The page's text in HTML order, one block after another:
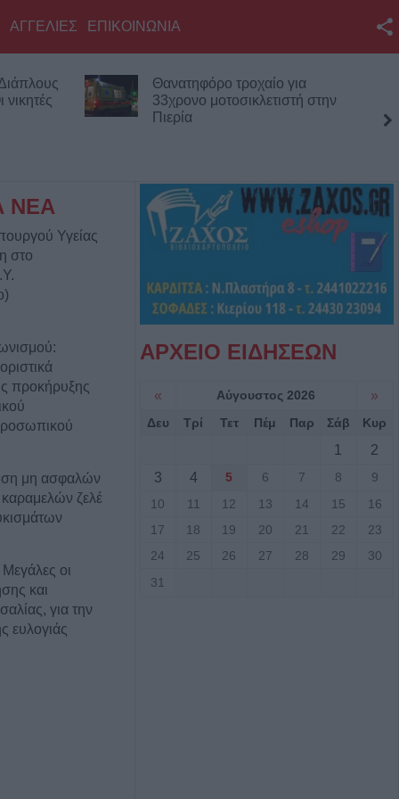
Twitter
RSS
Επικοινωνία με το
ΑΓΓΕΛΙΕΣ ΕΠΙΚΟΙΝΩΝΙΑ
Θανατηφόρο τροχαίο για
33χρονο μοτοσικλετιστή στην
Πιερία
ΝΕΑ
Υγείας
στο
προκήρυξης
μη ασφαλών
ζελέ
οι
και
για την
ευλογιάς
ΑΡΧΕΙΟ ΕΙΔΗΣΕΩΝ
« Αύγουστος 2026 »
Δευ Τρί Τετ Πέμ Παρ Σάβ Κυρ
1
2
3
4 5 6 7 8
9
10
11 12 13 14 15
16
17
18 19 20 21 22
23
24
25 26 27 28 29
30
31